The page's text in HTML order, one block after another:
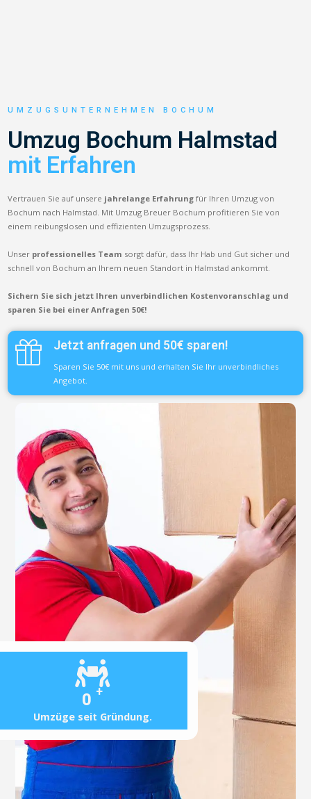
0 +
Umzüge seit Gründung.
UMZUGSUNTERNEHMEN BOCHUM
Umzug Bochum Halmstad
mit Erfahren
Vertrauen Sie auf unsere jahrelange Erfahrung für Ihren Umzug von
Bochum nach Halmstad. Mit Umzug Breuer Bochum profitieren Sie von
einem reibungslosen und effizienten Umzugsprozess.
Unser professionelles Team sorgt dafür, dass Ihr Hab und Gut sicher und
schnell von Bochum an Ihrem neuen Standort in Halmstad ankommt.
Sichern Sie sich jetzt Ihren unverbindlichen Kostenvoranschlag und
sparen Sie bei einer Anfragen 50€!
Jetzt anfragen und 50€ sparen!
Sparen Sie 50€ mit uns und erhalten Sie Ihr unverbindliches
Angebot.